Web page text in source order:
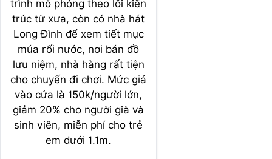
trình mô phỏng theo lối kiến
trúc từ xưa, còn có nhà hát
Long Đình để xem tiết mục
múa rối nước, nơi bán đồ
lưu niệm, nhà hàng rất tiện
cho chuyến đi chơi. Mức giá
vào cửa là 150k/người lớn,
giảm 20% cho người già và
sinh viên, miễn phí cho trẻ
em dưới 1.1m.